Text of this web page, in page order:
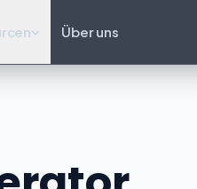
Über uns